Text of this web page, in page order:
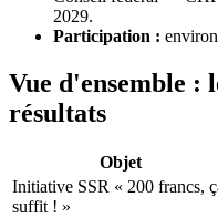
2029.
Participation :
Vue d'ensemble :
résultats
Objet
Initiative SSR « 200 francs,
suffit ! »